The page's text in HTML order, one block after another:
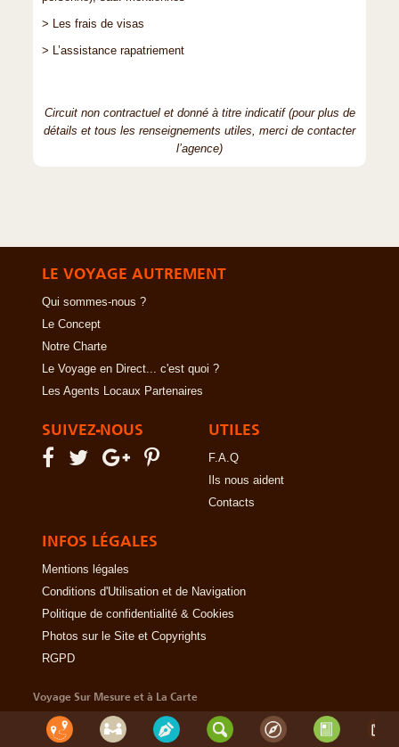
> Les frais de visas
> L’assistance rapatriement
Circuit non contractuel et donné à titre indicatif (pour plus de
détails et tous les renseignements utiles, merci de contacter
l’agence)
LE VOYAGE AUTREMENT
Qui sommes-nous ?
Le Concept
Notre Charte
Le Voyage en Direct... c'est quoi ?
Les Agents Locaux Partenaires
SUIVEZ-NOUS UTILES
F.A.Q
Ils nous aident
Contacts
INFOS LÉGALES
Mentions légales
Conditions d'Utilisation et de Navigation
Politique de confidentialité & Cookies
Photos sur le Site et Copyrights
RGPD
Voyage Sur Mesure et à La Carte
Afrique Du Sud Albanie Algérie Andorre Angleterre
Angola
Arabie Saoudite - Argentine Arménie Australie